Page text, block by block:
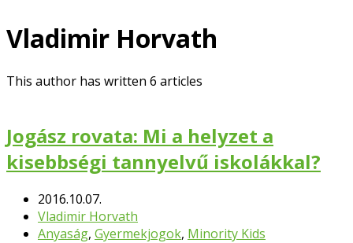
Vladimir Horvath
This author has written 6 articles
Jogász rovata: Mi a helyzet a
kisebbségi tannyelvű iskolákkal?
2016.10.07.
Vladimir Horvath
Anyaság, Gyermekjogok, Minority Kids